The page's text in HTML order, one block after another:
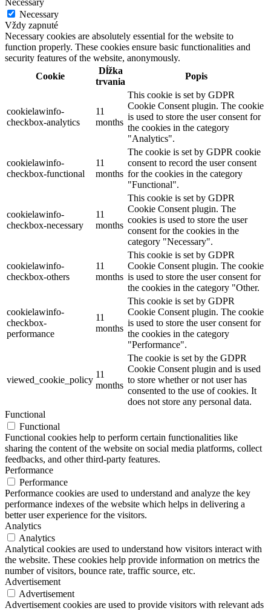
Necessary
Vždy zapnuté
Necessary cookies are absolutely essential for the website to
function properly. These cookies ensure basic functionalities and
security features of the website, anonymously.
Cookie
Dĺžka
trvania
Popis
cookielawinfo-
checkbox-analytics
11
months
This cookie is set by GDPR
Cookie Consent plugin. The cookie
is used to store the user consent for
the cookies in the category
"Analytics".
cookielawinfo-
checkbox-functional
11
months
The cookie is set by GDPR cookie
consent to record the user consent
for the cookies in the category
"Functional".
cookielawinfo-
checkbox-necessary
11
months
This cookie is set by GDPR
Cookie Consent plugin. The
cookies is used to store the user
consent for the cookies in the
category "Necessary".
cookielawinfo-
checkbox-others
11
months
This cookie is set by GDPR
Cookie Consent plugin. The cookie
is used to store the user consent for
the cookies in the category "Other.
cookielawinfo-
checkbox-
performance
11
months
This cookie is set by GDPR
Cookie Consent plugin. The cookie
is used to store the user consent for
the cookies in the category
"Performance".
viewed_cookie_policy
11
months
The cookie is set by the GDPR
Cookie Consent plugin and is used
to store whether or not user has
consented to the use of cookies. It
does not store any personal data.
Functional
Functional
Functional cookies help to perform certain functionalities like
sharing the content of the website on social media platforms, collect
feedbacks, and other third-party features.
Performance
Performance
Performance cookies are used to understand and analyze the key
performance indexes of the website which helps in delivering a
better user experience for the visitors.
Analytics
Analytics
Analytical cookies are used to understand how visitors interact with
the website. These cookies help provide information on metrics the
number of visitors, bounce rate, traffic source, etc.
Advertisement
Advertisement
Advertisement cookies are used to provide visitors with relevant ads